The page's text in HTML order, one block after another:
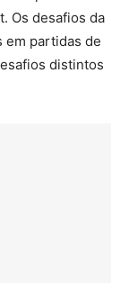
Os desafios da
em partidas de
distintos